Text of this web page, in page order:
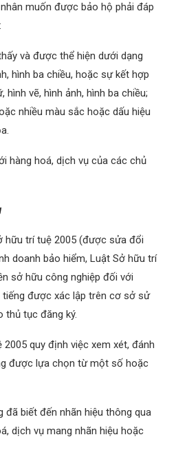
muốn được bảo hộ phải đáp
và được thể hiện dưới dạng
hình ba chiều, hoặc sự kết hợp
vẽ, hình ảnh, hình ba chiều;
nhiều màu sắc hoặc dấu hiệu
hàng hoá, dịch vụ của các chủ
hữu trí tuệ 2005 (được sửa đổi
doanh bảo hiểm, Luật Sở hữu trí
sở hữu công nghiệp đối với
tiếng được xác lập trên cơ sở sử
thủ tục đăng ký.
quy định việc xem xét, đánh
được lựa chọn từ một số hoặc
đã biết đến nhãn hiệu thông qua
dịch vụ mang nhãn hiệu hoặc